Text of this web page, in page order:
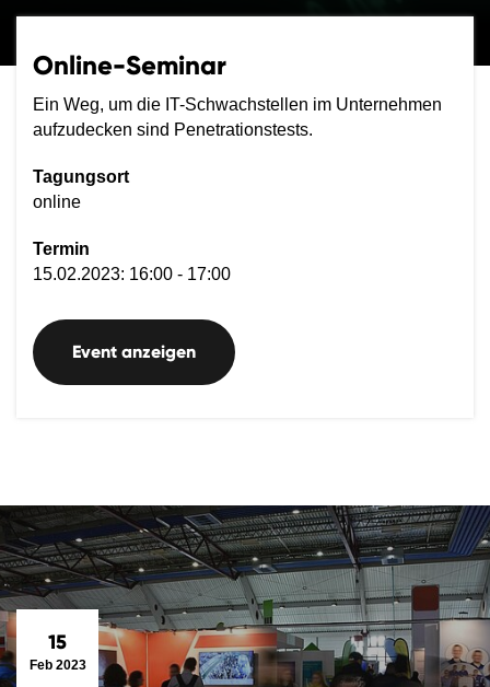
Online-Seminar
Ein Weg, um die IT-Schwachstellen im Unternehmen
aufzudecken sind Penetrationstests.
Tagungsort
online
Termin
15.02.2023: 16:00 - 17:00
Event anzeigen
15
Feb 2023